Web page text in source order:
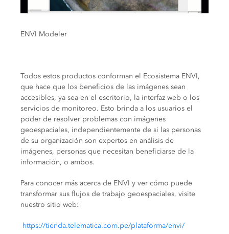
ENVI Modeler
Todos estos productos conforman el Ecosistema ENVI,
que hace que los beneficios de las imágenes sean
accesibles, ya sea en el escritorio, la interfaz web o los
servicios de monitoreo. Esto brinda a los usuarios el
poder de resolver problemas con imágenes
geoespaciales, independientemente de si las personas
de su organización son expertos en análisis de
imágenes, personas que necesitan beneficiarse de la
información, o ambos.
Para conocer más acerca de ENVI y ver cómo puede
transformar sus flujos de trabajo geoespaciales, visite
nuestro sitio web:
https://tienda.telematica.com.pe/plataforma/envi/